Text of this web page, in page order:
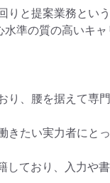
りと提案業務とい
準の質の高いキャ
り、腰を据えて専
きたい実力者にと
しており、入力や